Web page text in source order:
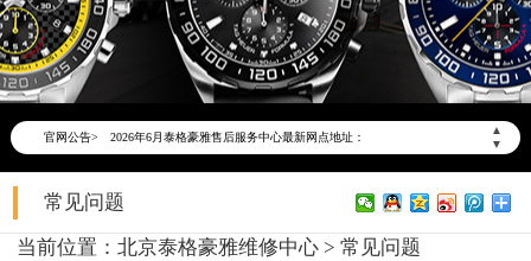
官网公告>
▲
▼
2026年6月泰格豪雅北京市售后服务网络优化升级公告
2026年6月北京市泰格豪雅官方售后客户服务热线：400-801-5612
2026年6月泰格豪雅售后服务中心最新网点地址：
北京市东城区东长安街1号东方广场写字楼W3座6层602室（需提前预约）
北京市朝阳区建国门外大街甲6号华熙国际中心写字楼D座11层1102室（需提前预约）
常见问题
当前位置： 北京泰格豪雅维修中心 > 常见问题